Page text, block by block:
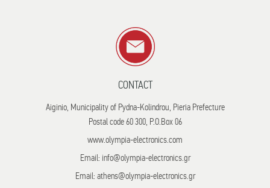
CONTACT
Aiginio, Municipality of Pydna-Kolindrou, Pieria Prefecture
Postal code 60 300, P.O.Box 06
www.olympia-electronics.com
Email: info@olympia-electronics.gr
Email: athens@olympia-electronics.gr